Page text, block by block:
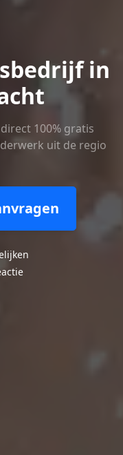
in
100% gratis
uit de regio